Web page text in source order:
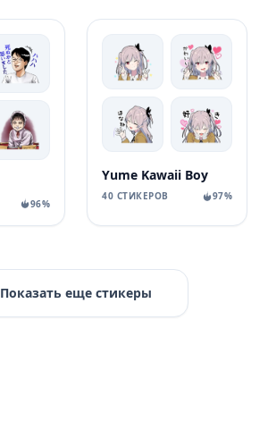
96%
Yume Kawaii Boy
40 СТИКЕРОВ 97%
Показать еще стикеры